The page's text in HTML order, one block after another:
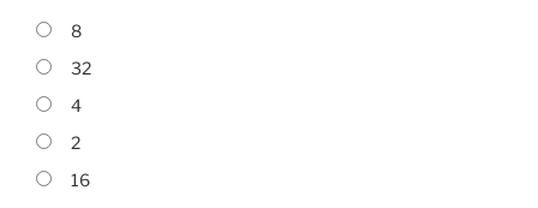
8
32
4
2
16